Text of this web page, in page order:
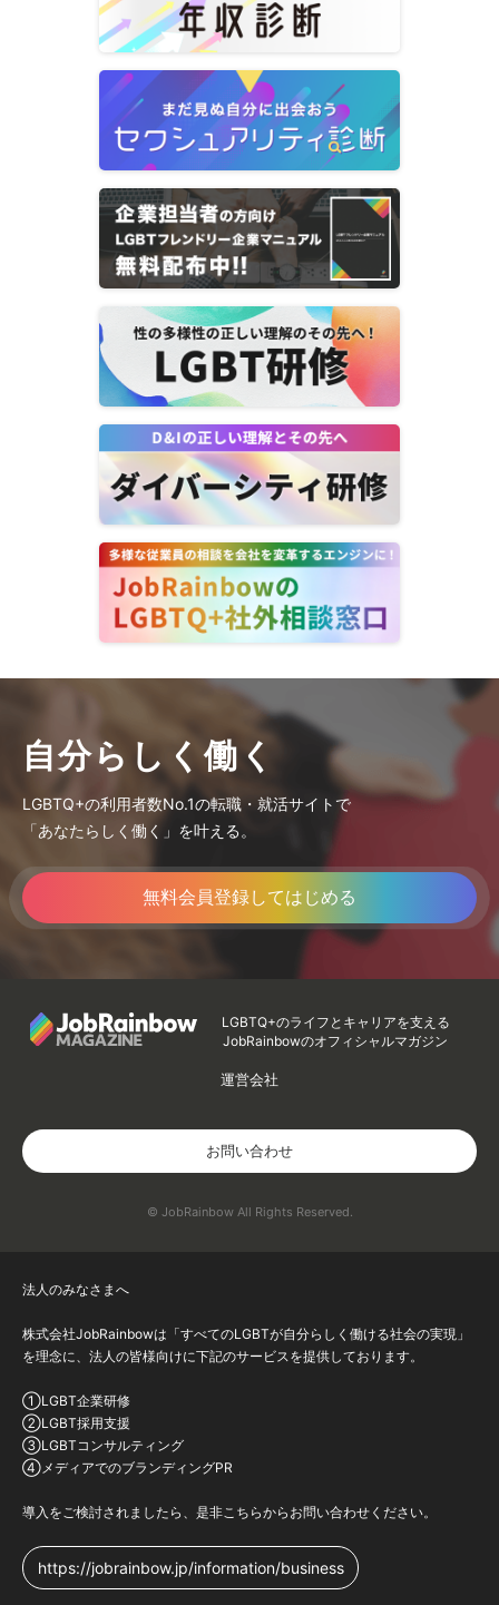
自分らしく働く
LGBTQ+の利用者数No.1の転職・就活サイトで
「あなたらしく働く」を叶える。
無料会員登録してはじめる
LGBTQ+のライフとキャリアを支える
JobRainbowのオフィシャルマガジン
運営会社
お問い合わせ
© JobRainbow All Rights Reserved.
法人のみなさまへ
株式会社JobRainbowは「すべてのLGBTが自分らしく働ける社会の実現」
を理念に、法人の皆様向けに下記のサービスを提供しております。
①LGBT企業研修
②LGBT採用支援
③LGBTコンサルティング
④メディアでのブランディングPR
導入をご検討されましたら、是非こちらからお問い合わせください。
https://jobrainbow.jp/information/business